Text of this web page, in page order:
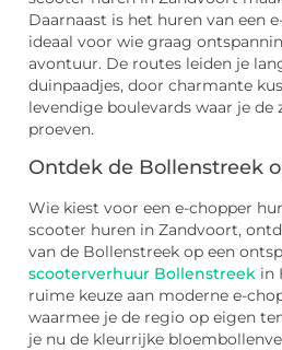
Daarnaast is het huren van een
ideaal voor wie graag
avontuur. De routes leiden je
duinpaadjes, door charmante
levendige boulevards waar je de
proeven.
Ontdek de Bollenstreek
Wie kiest voor een e-chopper
scooter huren in Zandvoort,
van de Bollenstreek op een
scooterverhuur Bollenstreek in
ruime keuze aan moderne e-
waarmee je de regio op eigen
je nu de kleurrijke